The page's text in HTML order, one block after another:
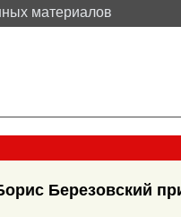
материалов
Березовский